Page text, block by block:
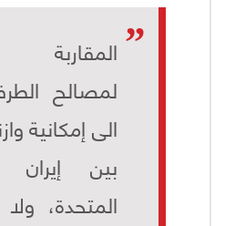
المقاربة
لمصالح
الى إمكانية
بين إيران
المتحدة،